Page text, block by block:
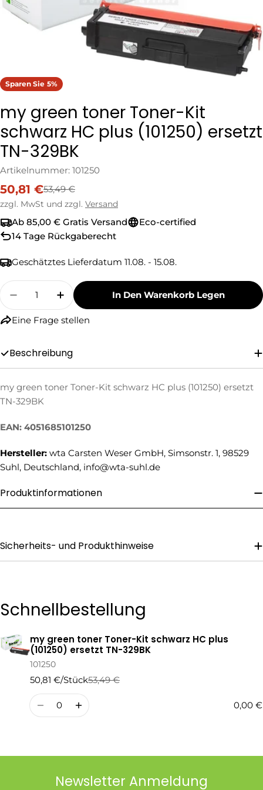
Sparen Sie 5%
my green toner Toner-Kit
schwarz HC plus (101250) ersetzt
TN-329BK
Artikelnummer: 101250
Verkaufspreis
50,81 €
Regulärer
Preis
53,49 €
zzgl. MwSt und zzgl. Versand
Ab 85,00 € Gratis Versand
Eco-certified
14 Tage Rückgaberecht
Geschätztes Lieferdatum 11.08. - 15.08.
Menge
Menge Für My Green Toner Toner-Kit
Menge Für My Green Toner Toner-
In Den Warenkorb Legen
Eine Frage stellen
Eine Frage stellen
Name
E-
Mail
Telefonnummer
Ihre
Beschreibung
my green toner Toner-Kit schwarz HC plus (101250) ersetzt
TN-329BK
EAN: 4051685101250
Hersteller: wta Carsten Weser GmbH, Simsonstr. 1, 98529
Suhl, Deutschland, info@wta-suhl.de
Produktinformationen
Sicherheits- und Produkthinweise
Schnellbestellung
Ihr
Warenkorb
my green toner Toner-Kit schwarz HC plus
(101250) ersetzt TN-329BK
101250
50,81 €/Stück
Regulärer
Preis
53,49 €
Verkaufspreis
Menge
0,00 €
Newsletter Anmeldung